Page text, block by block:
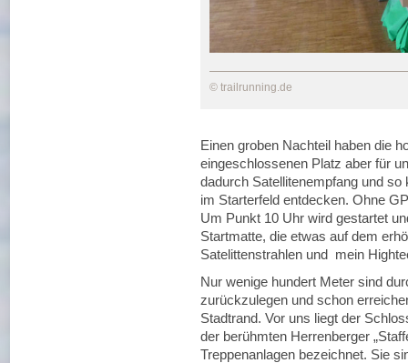
© trailrunning.de
Einen groben Nachteil haben die
eingeschlossenen Platz aber für
dadurch Satellitenempfang und
im Starterfeld entdecken. Ohne
Um Punkt 10 Uhr wird gestartet
Startmatte, die etwas auf dem
Satelittenstrahlen und mein
Nur wenige hundert Meter sind
zurückzulegen und schon
Stadtrand. Vor uns liegt der
der berühmten Herrenberger
Treppenanlagen bezeichnet. Sie